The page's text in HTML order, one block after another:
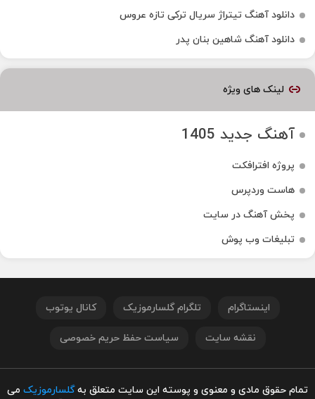
دانلود آهنگ تیتراژ سریال ترکی تازه عروس
دانلود آهنگ شاهین بنان پدر
لینک های ویژه
آهنگ جدید 1405
پروژه افترافکت
هاست وردپرس
پخش آهنگ در سایت
تبلیغات وب پوش
اینستاگرام تلگرام گلسارموزیک کانال یوتوب
نقشه سایت سیاست حفظ حریم خصوصی
تمام حقوق مادی و معنوی و پوسته این سایت متعلق بهگلسارموزیک می